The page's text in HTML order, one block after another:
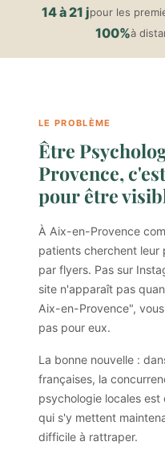
14 à 21 jpour les
100%à
LE PROBLÈME
Être
Provence,
pour être
À Aix-en-Provence
patients cherchent leur
par flyers. Pas sur
site n'apparaît pas
Aix-en-Provence",
pas pour eux.
La bonne nouvelle :
françaises, la
psychologie locales
qui s'y mettent
difficile à rattraper.